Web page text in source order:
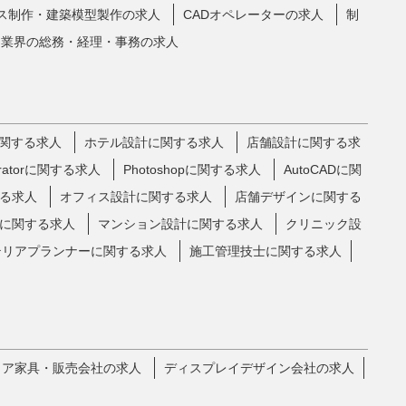
制作・建築模型製作の求人 CADオペレーターの求人
制
界の総務・経理・事務の求人
する求人 ホテル設計に関する求人
店舗設計に関する求
に関する求人
Photoshopに関する求人
AutoCADに関
求人
オフィス設計に関する求人
店舗デザインに関する
関する求人
マンション設計に関する求人
クリニック設
アプランナーに関する求人
施工管理技士に関する求人
家具・販売会社の求人 ディスプレイデザイン会社の求人